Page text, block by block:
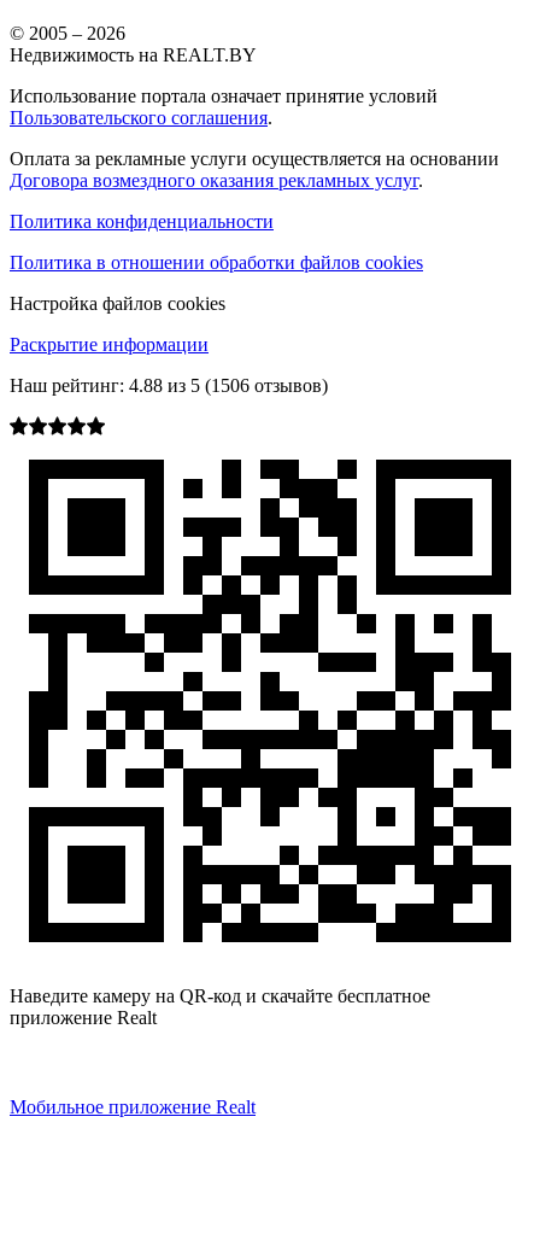
© 2005 – 2026
Недвижимость на REALT.BY
Использование портала означает принятие условий
Пользовательского соглашения.
Оплата за рекламные услуги осуществляется на основании
Договора возмездного оказания рекламных услуг.
Политика конфиденциальности
Политика в отношении обработки файлов cookies
Настройка файлов cookies
Раскрытие информации
Наш рейтинг: 4.88 из 5 (1506 отзывов)
Наведите камеру на QR-код и скачайте бесплатное
приложение Realt
Мобильное приложение Realt